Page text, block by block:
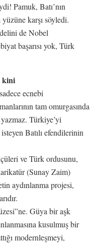
Pamuk, Batı’nın
karşı söyledi.
de Nobel
başarısı yok, Türk
kini
ecnebi
tam omurgasında
Türkiye’yi
Batılı efendilerinin
ve Türk ordusunu,
(Sunay Zaim)
aydınlanma projesi,
Güya bir aşk
kusulmuş bir
modernleşmeyi,